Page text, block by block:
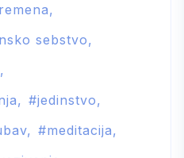
sebstvo
jedinstvo
meditacija